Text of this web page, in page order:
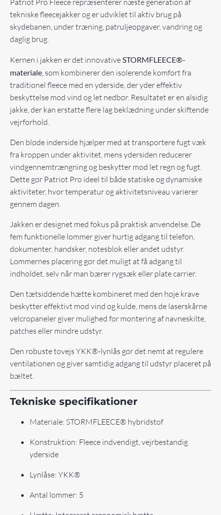
Patriot Pro Fleece repræsenterer næste generation af
tekniske fleecejakker og er udviklet til aktiv brug på
skydebanen, under træning, patruljeopgaver, vandring og
daglig brug.
Kernen i jakken er det innovativeSTORMFLEECE®-
materiale, som kombinerer den isolerende komfort fra
traditionel fleece med en yderside, der yder effektiv
beskyttelse mod vind og let nedbør. Resultatet er en alsidig
jakke, der kan erstatte flere lag beklædning under skiftende
vejrforhold.
Den bløde inderside hjælper med at transportere fugt væk
fra kroppen under aktivitet, mens ydersiden reducerer
vindgennemtrængning og beskytter mod let regn og fugt.
Dette gør Patriot Pro ideel til både statiske og dynamiske
aktiviteter, hvor temperatur og aktivitetsniveau varierer
gennem dagen.
Jakken er designet med fokus på praktisk anvendelse. De
fem funktionelle lommer giver hurtig adgang til telefon,
dokumenter, handsker, notesblok eller andet udstyr.
Lommernes placering gør det muligt at få adgang til
indholdet, selv når man bærer rygsæk eller plate carrier.
Den tætsiddende hætte kombineret med den høje krave
beskytter effektivt mod vind og kulde, mens de laserskårne
velcropaneler giver mulighed for montering af navneskilte,
patches eller mindre udstyr.
Den robuste tovejs YKK®-lynlås gør det nemt at regulere
ventilationen og giver samtidig adgang til udstyr placeret på
bæltet.
Tekniske specifikationer
Materiale: STORMFLEECE® hybridstof
Konstruktion: Fleece indvendigt, vejrbestandig
yderside
Lynlåse: YKK®
Antal lommer: 5